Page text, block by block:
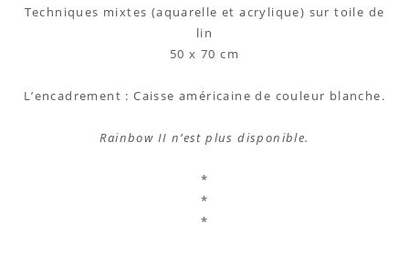
Techniques mixtes (aquarelle et acrylique) sur toile de
lin
50 x 70 cm
L’encadrement : Caisse américaine de couleur blanche.
Rainbow II n’est plus disponible.
*
*
*